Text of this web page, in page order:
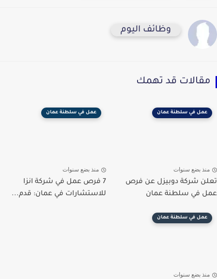
وظائف اليوم
مقالات قد تهمك
عمل في سلطنة عمان
منذ بضع سنوات
تعلن شركة دوبيزل عن فرص
عمل في سلطنة عمان
عمل في سلطنة عمان
منذ بضع سنوات
7 فرص عمل في شركة انزا
للاستشارات في عمان: قدم...
عمل في سلطنة عمان
منذ بضع سنوات